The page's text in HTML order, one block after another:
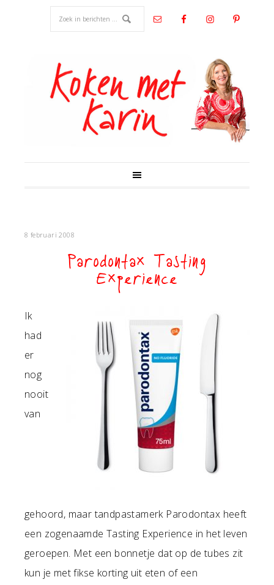
8 februari 2008
Parodontax Tasting
Experience
Ik
had
er
nog
nooit
van
gehoord, maar tandpastamerk Parodontax heeft
een zogenaamde Tasting Experience in het leven
geroepen. Met een bonnetje dat op de tubes zit
kun je met fikse korting uit eten of een